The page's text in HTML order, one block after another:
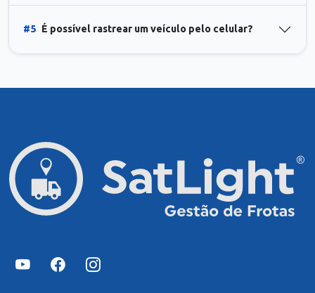
#5 É possível rastrear um veículo pelo celular?